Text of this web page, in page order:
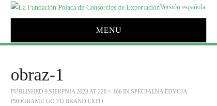
Versión española
MENU
KALENDARIUM WYDARZEŃ
obraz-1
PUBLISHED9 SIERPNIA 2023 AT 220 × 166 IN SPECJALNA EDYCJA
PROGRAMU GO TO BRAND EXPO